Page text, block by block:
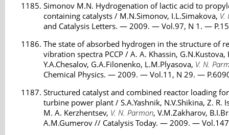
Simonov M.N. Hydrogenation of lactic acid to
containing catalysts / M.N.Simonov, I.L.Simakova, V.
and Catalysis Letters. — 2009. — Vol.97, N 1. —
The state of absorbed hydrogen in the structure of
vibration spectra PCCP / A. A. Khassin, G.N.Kustova,
Y.A.Chesalov, G.A.Filonenko, L.M.Plyasova, V. N.
Chemical Physics. — 2009. — Vol.11, N 29. —
Structured catalyst and combined reactor loading
turbine power plant / S.A.Yashnik, N.V.Shikina, Z. R.
M. A. Kerzhentsev, V. N. Parmon, V.M.Zakharov,
A.M.Gumerov // Catalysis Today. — 2009. —